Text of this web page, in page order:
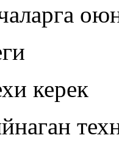
керек